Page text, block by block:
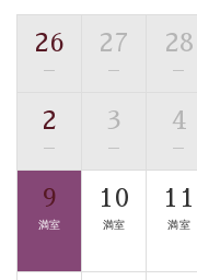
■諏訪大社4社を巡る
豊富な知識を持った
案内します。
事前ご
※交通規制などによ
以上がプラン内容です
上諏訪温泉“しんゆ”
26
—
27
—
28
—
2
—
3
—
4
—
9
満室
10
満室
11
満室